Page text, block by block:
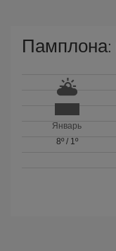
Памплона:
Январь
8º/ 1º